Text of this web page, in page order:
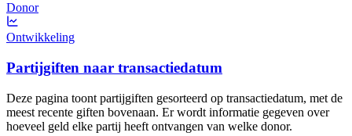
Donor
Ontwikkeling
Partijgiften naar transactiedatum
Deze pagina toont partijgiften gesorteerd op transactiedatum, met de
meest recente giften bovenaan. Er wordt informatie gegeven over
hoeveel geld elke partij heeft ontvangen van welke donor.